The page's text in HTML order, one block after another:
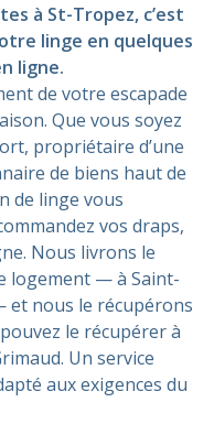
à St-Tropez, c’est
linge en quelques
ligne.
de votre escapade
Que vous soyez
propriétaire d’une
de biens haut de
de linge vous
vos draps,
Nous livrons le
logement — à Saint-
et nous le récupérons
le récupérer à
Un service
aux exigences du